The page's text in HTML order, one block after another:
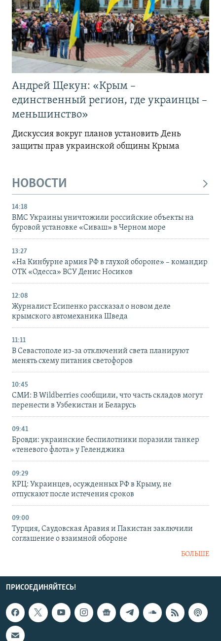
Андрей Щекун: «Крым –
единственный регион, где украинцы –
меньшинство»
Дискуссия вокруг планов установить День
защиты прав украинской общины Крыма
НОВОСТИ
14:18
ВМС Украины уничтожили российские объекты на
буровой установке «Сиваш» в Черном море
13:27
«На Кинбурне армия РФ в глухой обороне» – командир
ОТК «Одесса» ВСУ Денис Носиков
12:08
Журналист Есипенко рассказал о новом деле
крымского автомеханика Шведа
11:11
В Севастополе из-за отключений света планируют
менять схему питания светофоров
10:45
СМИ: В Wildberries сообщили, что часть складов могут
перенести в Узбекистан и Беларусь
09:41
Бровди: украинские беспилотники поразили танкер
«теневого флота» у Геленджика
09:29
КРЦ: Украинцев, осужденных РФ в Крыму, не
отпускают после истечения сроков
09:00
Турция, Саудовская Аравия и Пакистан заключили
соглашение о взаимной обороне
БОЛЬШЕ
ПРИСОЕДИНЯЙТЕСЬ!